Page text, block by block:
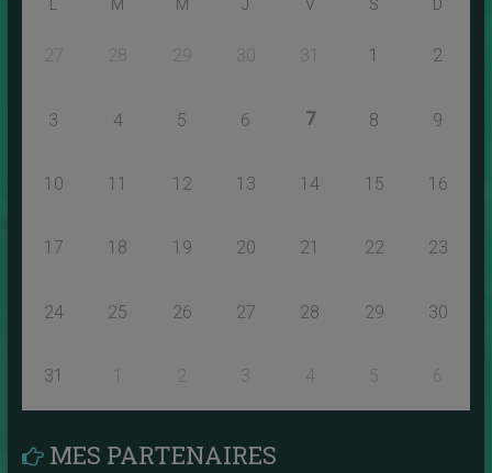
M M J V S D
27 28 29 30 31 1 2
3 4 5 6 7 8 9
10 11 12 13 14 15 16
17 18 19 20 21 22 23
24 25 26 27 28 29 30
31 1 2 3 4 5 6
MES PARTENAIRES